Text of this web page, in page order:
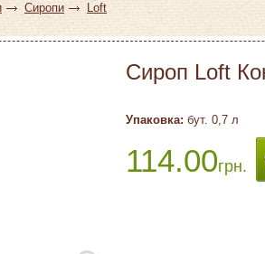
Сиропи Loft
Сироп Loft
Упаковка: бут. 0,7 л
114.00грн.